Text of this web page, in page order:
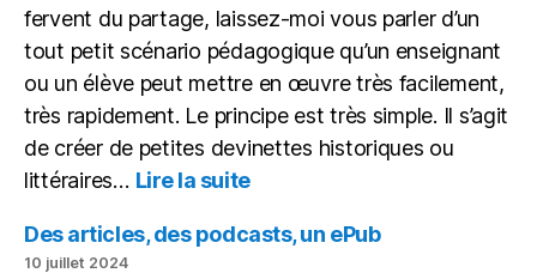
fervent du partage, laissez-moi vous parler d’un
tout petit scénario pédagogique qu’un enseignant
ou un élève peut mettre en œuvre très facilement,
très rapidement. Le principe est très simple. Il s’agit
de créer de petites devinettes historiques ou
littéraires… Lire la suite:
petite
devinette
Des articles, des podcasts, un ePub
10 juillet 2024